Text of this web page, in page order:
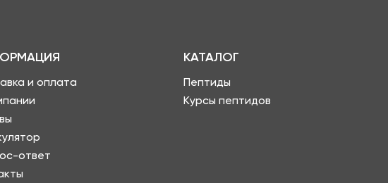
и оплата
ответ
КАТАЛОГ
Пептиды
Курсы пептидов